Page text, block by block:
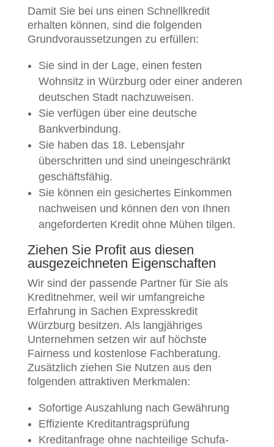
Damit Sie bei uns einen Schnellkredit
erhalten können, sind die folgenden
Grundvoraussetzungen zu erfüllen:
Sie sind in der Lage, einen festen
Wohnsitz in Würzburg oder einer anderen
deutschen Stadt nachzuweisen.
Sie verfügen über eine deutsche
Bankverbindung.
Sie haben das 18. Lebensjahr
überschritten und sind uneingeschränkt
geschäftsfähig.
Sie können ein gesichertes Einkommen
nachweisen und können den von Ihnen
angeforderten Kredit ohne Mühen tilgen.
Ziehen Sie Profit aus diesen
ausgezeichneten Eigenschaften
Wir sind der passende Partner für Sie als
Kreditnehmer, weil wir umfangreiche
Erfahrung in Sachen Expresskredit
Würzburg besitzen. Als langjähriges
Unternehmen setzen wir auf höchste
Fairness und kostenlose Fachberatung.
Zusätzlich ziehen Sie Nutzen aus den
folgenden attraktiven Merkmalen:
Sofortige Auszahlung nach Gewährung
Effiziente Kreditantragsprüfung
Kreditanfrage ohne nachteilige Schufa-